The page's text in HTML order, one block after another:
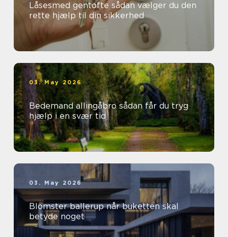
Låsesmed gentofte sådan vælger du den
rette hjælp til din sikkerhed
03. May 2026
Bedemand allingåbro sådan får du tryg
hjælp i en svær tid
03. May 2026
Blomster ballerup når buketten skal
betyde noget